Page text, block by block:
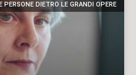
PERSONE DIETRO LE GRANDI OPERE